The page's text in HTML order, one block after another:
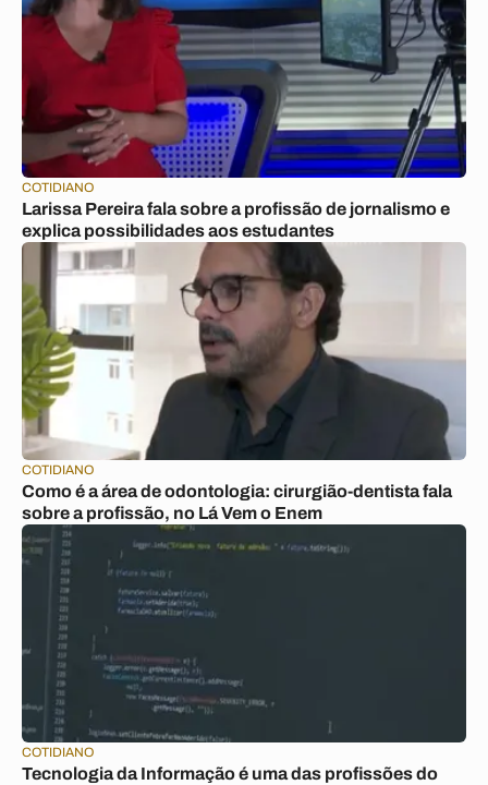
COTIDIANO
Larissa Pereira fala sobre a profissão de jornalismo e
explica possibilidades aos estudantes
COTIDIANO
Como é a área de odontologia: cirurgião-dentista fala
sobre a profissão, no Lá Vem o Enem
COTIDIANO
Tecnologia da Informação é uma das profissões do